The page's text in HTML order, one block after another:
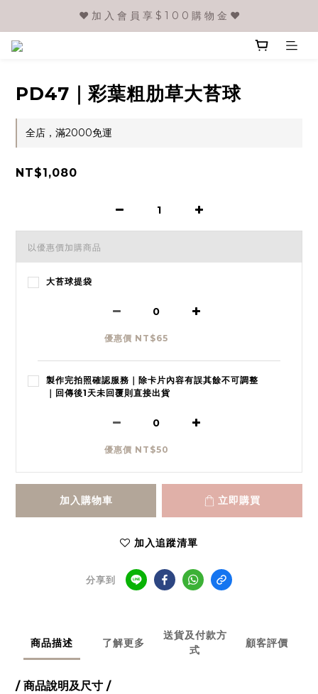
❤️ 加 入 會 員 享 $ 1 0 0 購 物 金 ❤️
PD47｜彩葉粗肋草大苔球
全店，滿2000免運
NT$1,080
以優惠價加購商品
大苔球提袋
優惠價 NT$65
製作完拍照確認服務｜除卡片內容有誤其餘不可調整
｜回傳後1天未回覆則直接出貨
優惠價 NT$50
加入購物車 立即購買
加入追蹤清單
分享到
商品描述 了解更多
送貨及付款方
式
顧客評價
/ 商品說明及尺寸 /